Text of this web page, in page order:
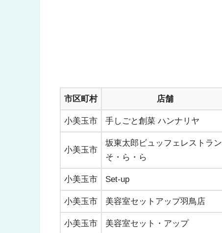
市区町村 店舗
小美玉市 手しごと創菜 ハンナリヤ
小美玉市
坂東太郎ビュッフェレストラン
そ・ら・ら
小美玉市 Set-up
小美玉市 美容室セットアップ羽鳥店
小美玉市 美容室セット・アップ